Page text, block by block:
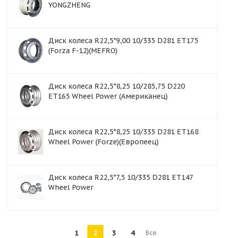
YONGZHENG
Диск колеса R22,5*9,00 10/335 D281 ET175
(Forza F-12)(MEFRO)
Диск колеса R22,5*8,25 10/285,75 D220
ET165 Wheel Power (Американец)
Диск колеса R22,5*8,25 10/335 D281 ET168
Wheel Power (Forze)(Европеец)
Диск колеса R22,5*7,5 10/335 D281 ET147
Wheel Power
1 2 3 4 Все